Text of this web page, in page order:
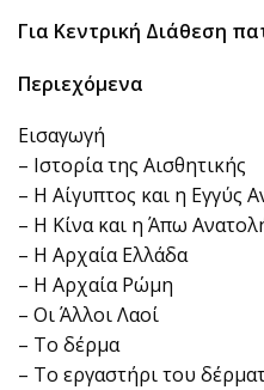
Για Κεντρική Διάθεση
Περιεχόμενα
Εισαγωγή
– Ιστορία της Αισθητικής
– Η Αίγυπτος και η Εγγύς
– Η Κίνα και η Άπω
– Η Αρχαία Ελλάδα
– Η Αρχαία Ρώμη
– Οι Άλλοι Λαοί
– Το δέρμα
– Το εργαστήρι του